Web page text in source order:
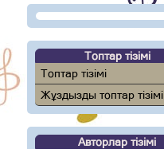
Топтар тізімі
Топтар тізімі
Жұздызды топтар тізімі
Авторлар тізімі